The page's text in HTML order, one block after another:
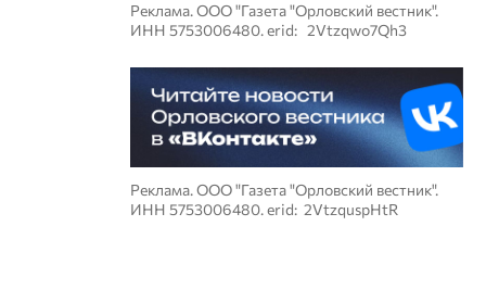
Реклама. ООО "Газета "Орловский вестник".
ИНН 5753006480. erid: 2Vtzqwo7Qh3
Реклама. ООО "Газета "Орловский вестник".
ИНН 5753006480. erid: 2VtzquspHtR